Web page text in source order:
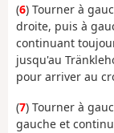
(6) Tourner à
droite, puis à
continuant
jusqu'au
pour arriver au
(7) Tourner à
gauche et